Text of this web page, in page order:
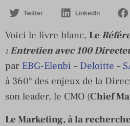
Twitter LinkedIn
Voici le livre blanc, Le
: Entretien avec 100
par EBG-Elenbi – Deloitte –
à 360° des enjeux de la
son leader, le CMO (Chief
Le Marketing, à la